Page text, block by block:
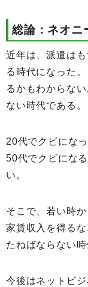
総論：ネオニ
近年は、派遣は
る時代になった
るかもわからな
ない時代である。
20代でクビにな
50代でクビにな
い。
そこで、若い時
家賃収入を得る
たねばならない時
今後はネットビ